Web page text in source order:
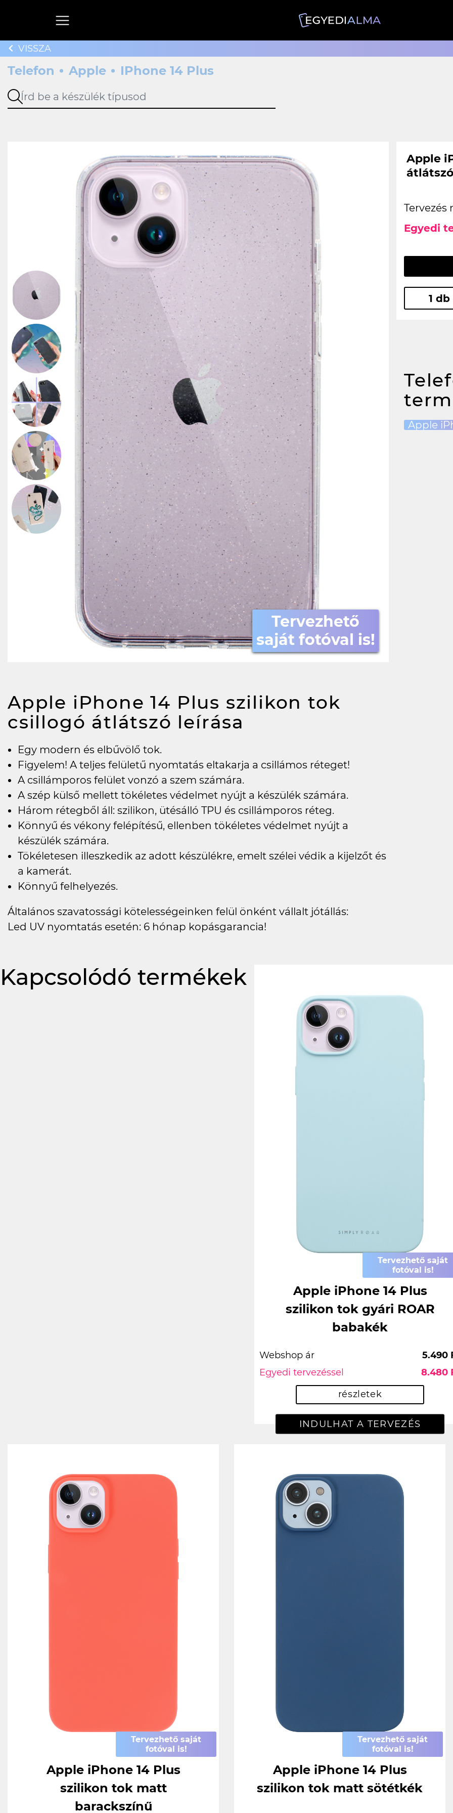
VISSZA
Telefon Apple IPhone 14 Plus
Tervezhető
saját fotóval is!
Apple iPhone 14 Plus szilikon tok
csillogó átlátszó leírása
Egy modern és elbűvölő tok.
Figyelem! A teljes felületű nyomtatás eltakarja a csillámos réteget!
A csillámporos felület vonzó a szem számára.
A szép külső mellett tökéletes védelmet nyújt a készülék számára.
Három rétegből áll: szilikon, ütésálló TPU és csillámporos réteg.
Könnyű és vékony felépítésű, ellenben tökéletes védelmet nyújt a
készülék számára.
Tökéletesen illeszkedik az adott készülékre, emelt szélei védik a kijelzőt és
a kamerát.
Könnyű felhelyezés.
Általános szavatossági kötelességeinken felül önként vállalt jótállás:
Led UV nyomtatás esetén: 6 hónap kopásgarancia!
Apple
átlátszó
Tervezés
Egyedi
1 db
Apple
Kapcsolódó termékek
Tervezhető saját
fotóval is!
Apple iPhone 14 Plus
szilikon tok gyári ROAR
babakék
Webshop ár
5.490
Egyedi tervezéssel
8.480
részletek
INDULHAT A TERVEZÉS
Tervezhető saját
fotóval is!
Apple iPhone 14 Plus
szilikon tok matt
barackszínű
Tervezhető saját
fotóval is!
Apple iPhone 14 Plus
szilikon tok matt sötétkék